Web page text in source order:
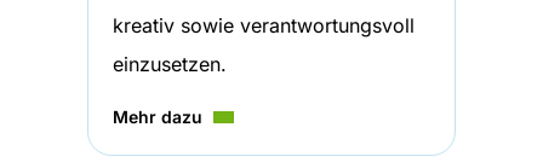
kreativ sowie verantwortungsvoll
einzusetzen.
Mehr dazu